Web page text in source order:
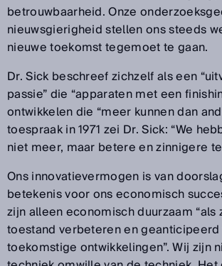
betrouwbaarheid. Onze
nieuwsgierigheid stellen ons steeds
nieuwe toekomst tegemoet te gaan.
Dr. Sick beschreef zichzelf als een
passie” die “apparaten met een
ontwikkelen die “meer kunnen dan
toespraak in 1971 zei Dr. Sick: “We
niet meer, maar betere en zinnigere
Ons innovatievermogen is van
betekenis voor ons economisch
zijn alleen economisch duurzaam “als
toestand verbeteren en
toekomstige ontwikkelingen”. Wij zijn